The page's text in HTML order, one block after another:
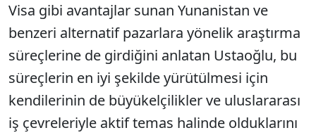
Visa gibi avantajlar sunan Yunanistan ve
benzeri alternatif pazarlara yönelik araştırma
süreçlerine de girdiğini anlatan Ustaoğlu, bu
süreçlerin en iyi şekilde yürütülmesi için
kendilerinin de büyükelçilikler ve uluslararası
iş çevreleriyle aktif temas halinde olduklarını